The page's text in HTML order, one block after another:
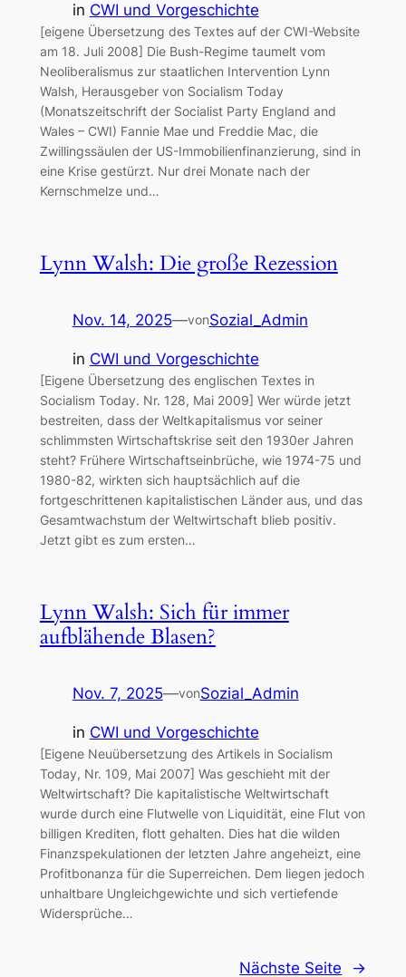
in CWI und Vorgeschichte
[eigene Übersetzung des Textes auf der CWI-Website
am 18. Juli 2008] Die Bush-Regime taumelt vom
Neoliberalismus zur staatlichen Intervention Lynn
Walsh, Herausgeber von Socialism Today
(Monatszeitschrift der Socialist Party England and
Wales – CWI) Fannie Mae und Freddie Mac, die
Zwillingssäulen der US-Immobilienfinanzierung, sind in
eine Krise gestürzt. Nur drei Monate nach der
Kernschmelze und…
Lynn Walsh: Die große Rezession
Nov. 14, 2025—vonSozial_Admin
in CWI und Vorgeschichte
[Eigene Übersetzung des englischen Textes in
Socialism Today. Nr. 128, Mai 2009] Wer würde jetzt
bestreiten, dass der Weltkapitalismus vor seiner
schlimmsten Wirtschaftskrise seit den 1930er Jahren
steht? Frühere Wirtschaftseinbrüche, wie 1974-75 und
1980-82, wirkten sich hauptsächlich auf die
fortgeschrittenen kapitalistischen Länder aus, und das
Gesamtwachstum der Weltwirtschaft blieb positiv.
Jetzt gibt es zum ersten…
Lynn Walsh: Sich für immer
aufblähende Blasen?
Nov. 7, 2025—vonSozial_Admin
in CWI und Vorgeschichte
[Eigene Neuübersetzung des Artikels in Socialism
Today, Nr. 109, Mai 2007] Was geschieht mit der
Weltwirtschaft? Die kapitalistische Weltwirtschaft
wurde durch eine Flutwelle von Liquidität, eine Flut von
billigen Krediten, flott gehalten. Dies hat die wilden
Finanzspekulationen der letzten Jahre angeheizt, eine
Profitbonanza für die Superreichen. Dem liegen jedoch
unhaltbare Ungleichgewichte und sich vertiefende
Widersprüche…
Nächste Seite →